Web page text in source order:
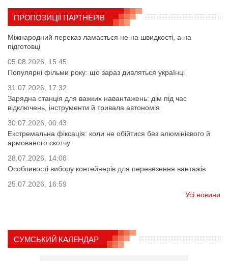
ПРОПОЗИЦІЇ ПАРТНЕРІВ
Міжнародний переказ ламається не на швидкості, а на
підготовці
05.08.2026, 15:45
Популярні фільми року: що зараз дивляться українці
31.07.2026, 17:32
Зарядна станція для важких навантажень: дім під час
відключень, інструменти й тривала автономія
30.07.2026, 00:43
Екстремальна фіксація: коли не обійтися без алюмінієвого й
армованого скотчу
28.07.2026, 14:08
Особливості вибору контейнерів для перевезення вантажів
25.07.2026, 16:59
Усі новини
СУМСЬКИЙ КАЛЕНДАР